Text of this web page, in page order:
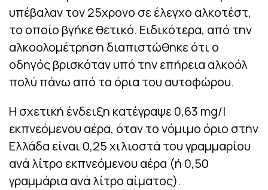
υπέβαλαν τον 25χρονο σε έλεγχο αλκοτέστ,
το οποίο βγήκε θετικό. Ειδικότερα, από την
αλκοολομέτρηση διαπιστώθηκε ότι ο
οδηγός βρισκόταν υπό την επήρεια αλκοόλ
πολύ πάνω από τα όρια του αυτοφώρου.
Η σχετική ένδειξη κατέγραψε 0,63 mg/l
εκπνεόμενου αέρα, όταν το νόμιμο όριο στην
Ελλάδα είναι 0,25 χιλιοστά του γραμμαρίου
ανά λίτρο εκπνεόμενου αέρα (ή 0,50
γραμμάρια ανά λίτρο αίματος).